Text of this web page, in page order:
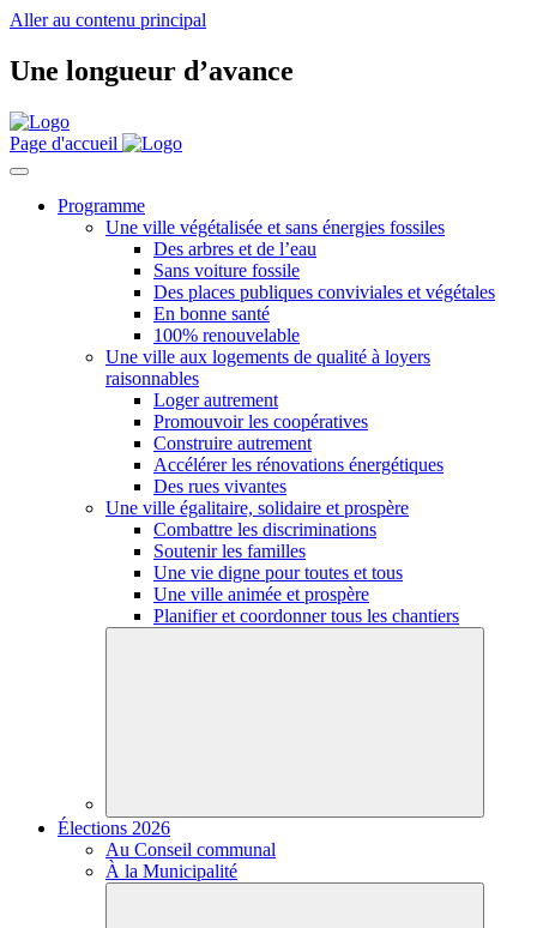
Aller au contenu principal
Une longueur d’avance
Page d'accueil
Programme
Une ville végétalisée et sans énergies fossiles
Des arbres et de l’eau
Sans voiture fossile
Des places publiques conviviales et végétales
En bonne santé
100% renouvelable
Une ville aux logements de qualité à loyers
raisonnables
Loger autrement
Promouvoir les coopératives
Construire autrement
Accélérer les rénovations énergétiques
Des rues vivantes
Une ville égalitaire, solidaire et prospère
Combattre les discriminations
Soutenir les familles
Une vie digne pour toutes et tous
Une ville animée et prospère
Planifier et coordonner tous les chantiers
Élections 2026
Au Conseil communal
À la Municipalité